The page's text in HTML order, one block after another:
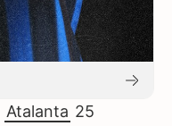
Atalanta 25